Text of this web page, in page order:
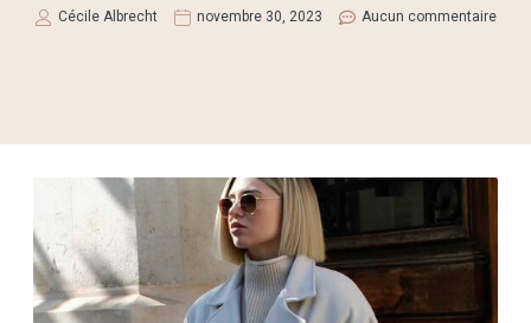
Cécile Albrecht novembre 30, 2023 Aucun commentaire